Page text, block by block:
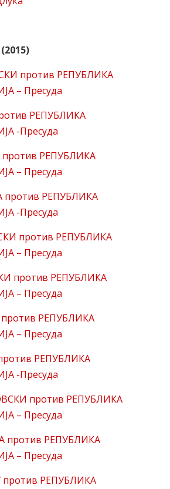
против РЕПУБЛИКА
– Пресуда
РЕПУБЛИКА
-Пресуда
РЕПУБЛИКА
– Пресуда
РЕПУБЛИКА
-Пресуда
против РЕПУБЛИКА
– Пресуда
против РЕПУБЛИКА
– Пресуда
РЕПУБЛИКА
– Пресуда
РЕПУБЛИКА
-Пресуда
против РЕПУБЛИКА
– Пресуда
против РЕПУБЛИКА
– Пресуда
против РЕПУБЛИКА